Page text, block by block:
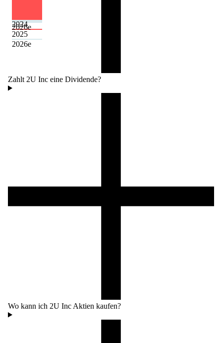
2026e
2024
2025
2026e
Zahlt 2U Inc eine Dividende?
Wo kann ich 2U Inc Aktien kaufen?